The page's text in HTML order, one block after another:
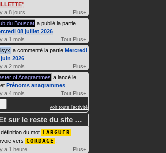
a 8 jours
Plus+
du Bouscat a publié la partie
08 juillet 2026
a 1 mois
Tout Plus+
a commenté la partie Mercredi
juin 2026
a 2 mois
Plus+
of Anagrammes a lancé le
Prénoms anagrammes
a 4 mois
Tout Plus+
voir toute l'activité
Et sur le reste du site …
définition du mot LARGUER
vers CORDAGE
a 1 heure
Plus+